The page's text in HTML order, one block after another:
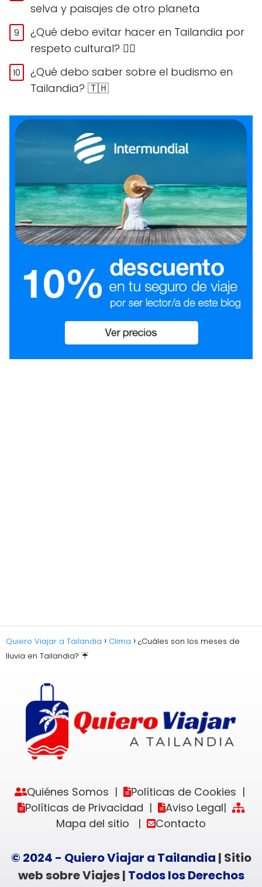
selva y paisajes de otro planeta
¿Qué debo evitar hacer en Tailandia por
respeto cultural? 🙅‍♀️
¿Qué debo saber sobre el budismo en
Tailandia? 🇹🇭
Quiero Viajar a Tailandia Clima
¿Cuáles son los meses de
lluvia en Tailandia? ☔️
Quiénes Somos | Políticas de Cookies |
Políticas de Privacidad | Aviso Legal|
Mapa del sitio | Contacto
© 2024 - Quiero Viajar a Tailandia | Sitio
web sobre Viajes | Todos los Derechos